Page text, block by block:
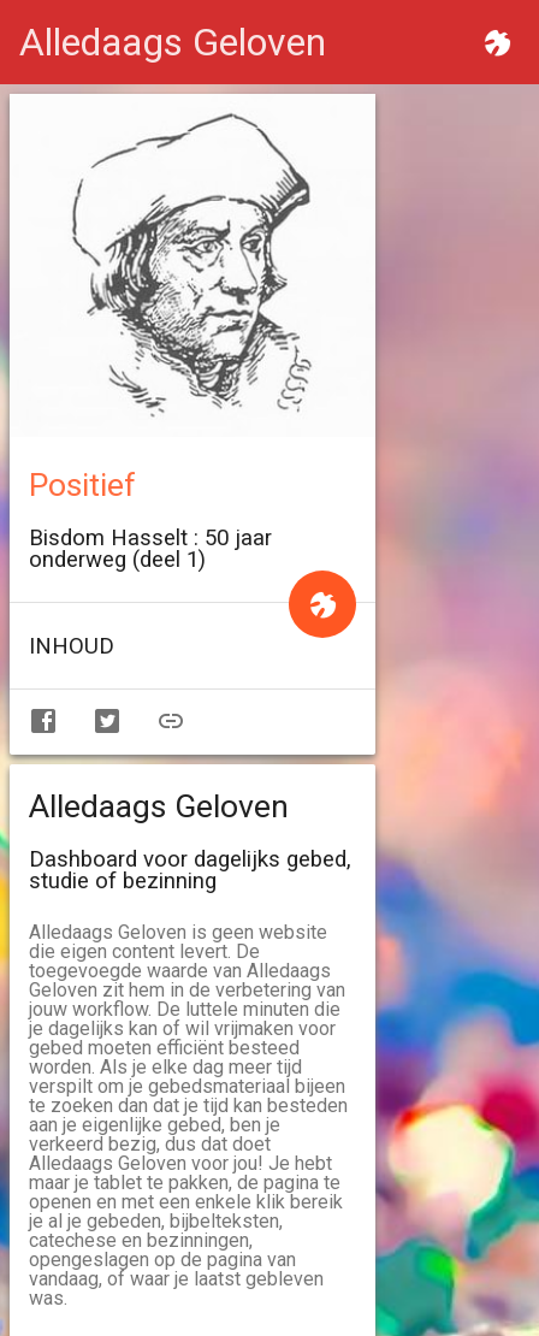
Alledaags Geloven
Positief
Bisdom Hasselt : 50 jaar
onderweg (deel 1)
INHOUD
Alledaags Geloven
Dashboard voor dagelijks gebed,
studie of bezinning
Alledaags Geloven is geen website
die eigen content levert. De
toegevoegde waarde van Alledaags
Geloven zit hem in de verbetering van
jouw workflow. De luttele minuten die
je dagelijks kan of wil vrijmaken voor
gebed moeten efficiënt besteed
worden. Als je elke dag meer tijd
verspilt om je gebedsmateriaal bijeen
te zoeken dan dat je tijd kan besteden
aan je eigenlijke gebed, ben je
verkeerd bezig, dus dat doet
Alledaags Geloven voor jou! Je hebt
maar je tablet te pakken, de pagina te
openen en met een enkele klik bereik
je al je gebeden, bijbelteksten,
catechese en bezinningen,
opengeslagen op de pagina van
vandaag, of waar je laatst gebleven
was.